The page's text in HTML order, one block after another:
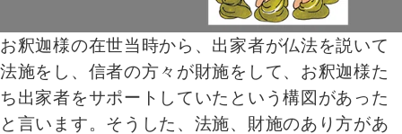
お釈迦様の在世当時から、出家者が仏法を説いて
法施をし、信者の方々が財施をして、お釈迦様た
ち出家者をサポートしていたという構図があった
と言います。そうした、法施、財施のあり方があ